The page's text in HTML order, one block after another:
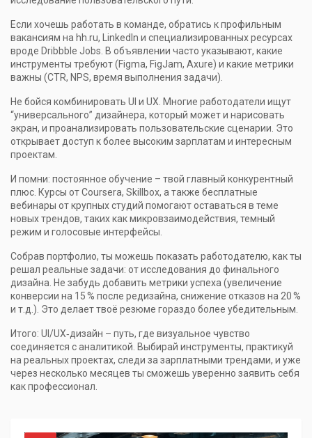
Если хочешь работать в команде, обратись к профильным
вакансиям на hh.ru, LinkedIn и специализированных ресурсах
вроде Dribbble Jobs. В объявлении часто указывают, какие
инструменты требуют (Figma, FigJam, Axure) и какие метрики
важны (CTR, NPS, время выполнения задачи).
Не бойся комбинировать UI и UX. Многие работодатели ищут
“универсального” дизайнера, который может и нарисовать
экран, и проанализировать пользовательские сценарии. Это
открывает доступ к более высоким зарплатам и интересным
проектам.
И помни: постоянное обучение – твой главный конкурентный
плюс. Курсы от Coursera, Skillbox, а также бесплатные
вебинары от крупных студий помогают оставаться в теме
новых трендов, таких как микровзаимодействия, темный
режим и голосовые интерфейсы.
Собрав портфолио, ты можешь показать работодателю, как ты
решал реальные задачи: от исследования до финального
дизайна. Не забудь добавить метрики успеха (увеличение
конверсии на 15 % после редизайна, снижение отказов на 20 %
и т.д.). Это делает твоё резюме гораздо более убедительным.
Итого: UI/UX‑дизайн – путь, где визуальное чувство
соединяется с аналитикой. Выбирай инструменты, практикуй
на реальных проектах, следи за зарплатными трендами, и уже
через несколько месяцев ты сможешь уверенно заявить себя
как профессионал.